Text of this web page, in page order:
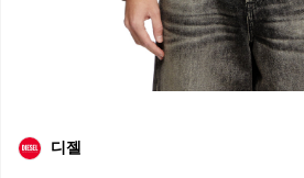
디젤